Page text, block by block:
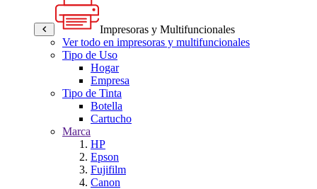
Impresoras y Multifuncionales
Ver todo en impresoras y multifuncionales
Tipo de Uso
Hogar
Empresa
Tipo de Tinta
Botella
Cartucho
Marca
HP
Epson
Fujifilm
Canon